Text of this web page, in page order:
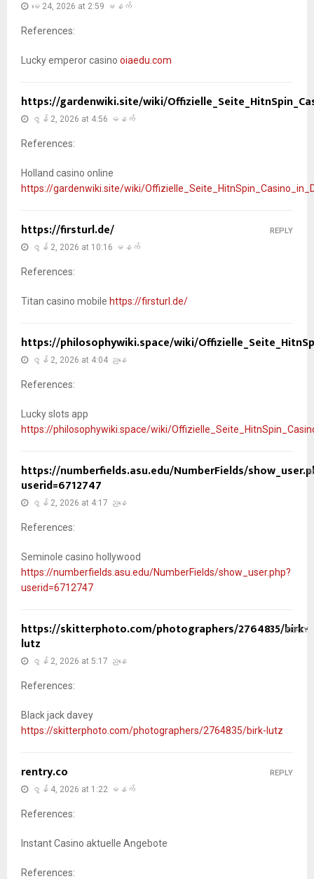
မေ 24, 2026 at 2:59 မနက်
References:
Lucky emperor casino oiaedu.com
https://gardenwiki.site/wiki/
ဇွန် 2, 2026 at 4:56 မနက်
References:
Holland casino online
https://gardenwiki.site/wiki/
https://firsturl.de/
ဇွန် 2, 2026 at 10:16 မနက်
References:
Titan casino mobile https://firsturl.de/
REPLY
https://philosophywiki.space/wiki/
ဇွန် 2, 2026 at 4:04 ညနေ
References:
Lucky slots app
https://philosophywiki.space/wiki/
https://numberfields.asu.edu/NumberFields/
userid=6712747
ဇွန် 2, 2026 at 4:17 ညနေ
References:
Seminole casino hollywood
https://numberfields.asu.edu/NumberFields/show_user.php?
userid=6712747
https://skitterphoto.com/photographers/2764835/birk-
lutz
ဇွန် 2, 2026 at 5:17 ညနေ
References:
Black jack davey
https://skitterphoto.com/photographers/2764835/birk-lutz
REPLY
rentry.co
ဇွန် 4, 2026 at 1:22 မနက်
References:
Instant Casino aktuelle Angebote
References:
REPLY